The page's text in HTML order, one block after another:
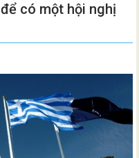
có một hội nghị